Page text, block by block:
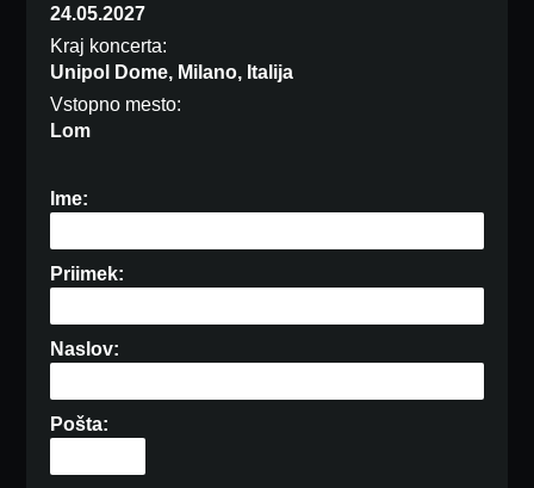
24.05.2027
Kraj koncerta:
Unipol Dome, Milano, Italija
Vstopno mesto:
Lom
Ime:
Priimek:
Naslov:
Pošta: